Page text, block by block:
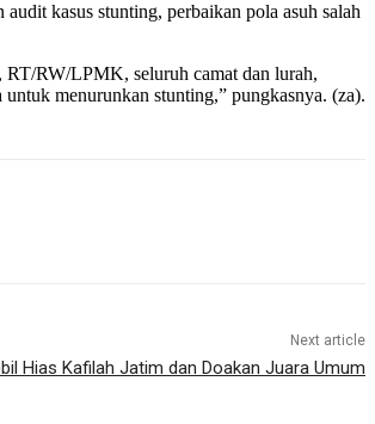
kasus stunting, perbaikan pola asuh salah
RW/LPMK, seluruh camat dan lurah,
menurunkan stunting,” pungkasnya. (za).
Next article
Hias Kafilah Jatim dan Doakan Juara Umum